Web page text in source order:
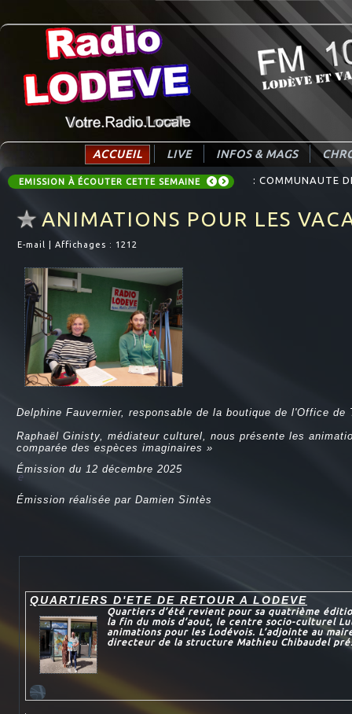
ACCUEIL LIVE INFOS & MAGS
EMISSION À ÉCOUTER CETTE SEMAINE : COMMUNAUTE
ANIMATIONS POUR LES
E-mail Affichages : 1212
Delphine Fauvernier, responsable de la boutique de l'Office
Raphaël Ginisty, médiateur culturel, nous présente les
comparée des espèces imaginaires »
Émission du 12 décembre 2025
e
Émission réalisée par Damien Sintès
QUARTIERS D'ETE DE RETOUR A LODEVE
Quartiers d’été revient pour sa quatrième
la fin du mois d’aout, le centre socio-culturel
animations pour les Lodévois. L’adjointe au
directeur de la structure Mathieu Chibaudel